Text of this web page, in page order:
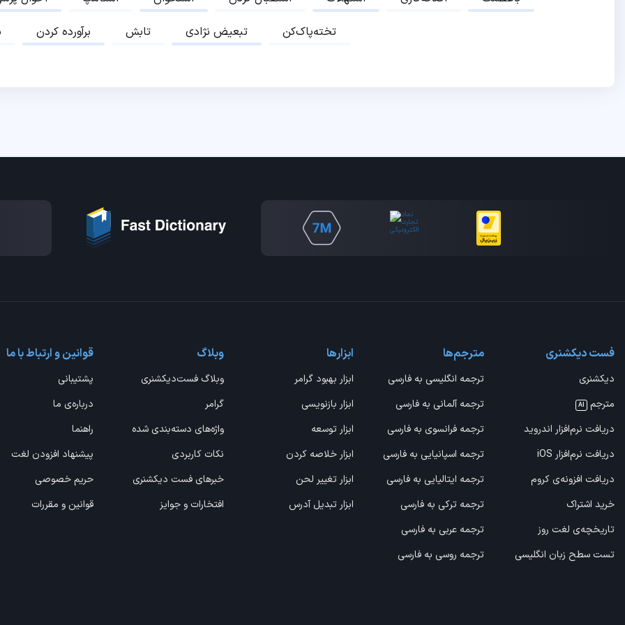
برآورده کردن تابش تبعیض نژادی تخته‌پاک‌کن
فست دیکشنری
دیکشنری
مترجم
AI
دریافت نرم‌افزار اندروید
دریافت نرم‌افزار iOS
دریافت افزونه‌ی کروم
خرید اشتراک
تاریخچه‌ی لغت روز
تست سطح زبان انگلیسی
مترجم‌ها
ترجمه انگلیسی به فارسی
ترجمه آلمانی به فارسی
ترجمه فرانسوی به فارسی
ترجمه اسپانیایی به فارسی
ترجمه ایتالیایی به فارسی
ترجمه ترکی به فارسی
ترجمه عربی به فارسی
ترجمه روسی به فارسی
ابزارها
ابزار بهبود گرامر
ابزار بازنویسی
ابزار توسعه
ابزار خلاصه کردن
ابزار تغییر لحن
ابزار تبدیل آدرس
وبلاگ
وبلاگ فست‌دیکشنری
گرامر
واژه‌های دسته‌بندی شده
نکات کاربردی
خبرهای فست دیکشنری
افتخارات و جوایز
قوانین و ارتباط با ما
پشتیبانی
درباره‌ی ما
راهنما
پیشنهاد افزودن لغت
حریم خصوصی
قوانین و مقررات